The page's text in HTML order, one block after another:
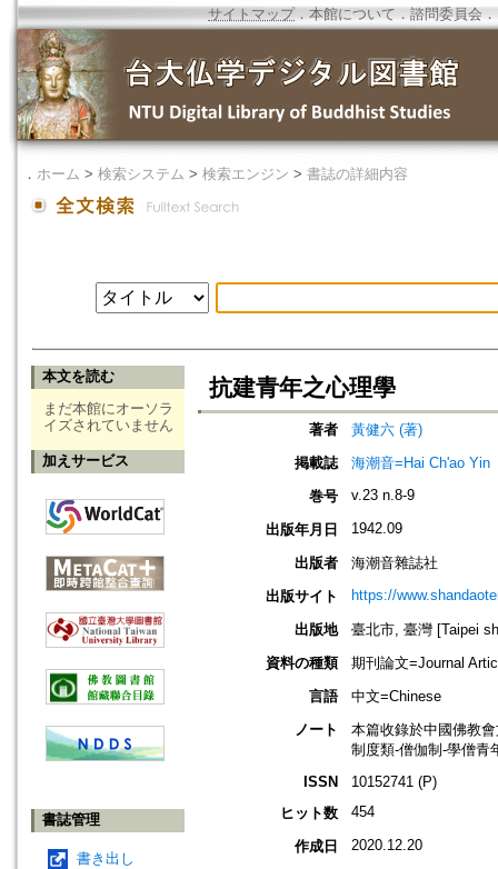
サイトマップ．本館について ． 諮問委員会 ．
． ホーム > 検索システム > 検索エンジン > 書誌の詳細内容
本文を読む
まだ本館にオーソラ
イズされていません
加えサービス
書誌管理
書き出し
抗建青年之心理學
著者
黃健六 (著)
掲載誌
海潮音=Hai Ch'ao Yin
巻号
v.23 n.8-9
出版年月日 1942.09
出版者
海潮音雜誌社
出版サイト
https://
出版地
臺北市, 臺灣 [Taipei
資料の種類
期刊論文=Journal
言語
中文=Chinese
ノート
本篇收錄於中國佛教
制度類-僧伽制-學僧青
ISSN
10152741 (P)
ヒット数
454
作成日 2020.12.20